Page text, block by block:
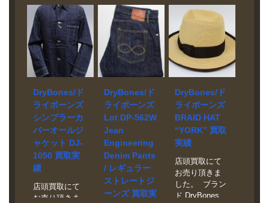
シャリ感、し
なやかな着心
地を実現して
います。
表するアーテ
ィストRockin
Jelly Bean氏
描き下ろしの
限定コラボレ
ーションモデ
ルのハワイア
ンシャツ。
1950年代のテ
ィキ柄のヴィ
ンテージハワ
イアンシャツ
をベースに、
打楽器や槍、
ティキのマス
ク等、エキゾ
チックな柄が
ィストRockin
Jelly Bean氏
描き下ろしの
限定コラボレ
ーションモデ
ルのハワイア
ンシャツ。 ガ
レージで働く
妖艶な娘をイ
ーンがプリン
トされていま
す。
し、保温性が
あり、しっか
りとした仕上
がりです。
宅配買取にて
お売り頂きま
した。 ブラン
ド DryBones /
Rockin’ Jelly
Bean モデル
RAYON
ALOHA SHIRT
/ TIKI BABY
買取相場 お問
い合わせくだ
さい。 状態 極
美品 映画ポス
ターやCDデザ
る日本を代表
RAYON SHIRT
/ 狐の嫁入り
買取相場 お問
い合わせくだ
さい。 状態 極
美品 素材はレ
で、光沢のあ
るスラブシャ
ンタン生地を
使用。柄は
「狐の嫁入
り」をモチー
フにしたオリ
ジナルデザイ
ンです。
宅配買取にて
お売り頂きま
した。 ブラン
ド DryBones
モデル Wool
Gabardine
Sports Jacket
DJ-891 買取相
場 お問い合わ
せください。
状態 美品 保温
性の高いウー
ルギャバジン
素材を使用し
たスポーツジ
ャケット。ラ
DryBones/ド
ライボーンズ
シンプラーカ
バーオールジ
ャケット DJ-
1050 買取実
績
店頭買取にて
お売り頂きま
DryBones/ド
ライボーンズ
Lot DP-562W
Jean
Engineering
Denim Pants
/ レギュラー
ストレートジ
ーンズ 買取実
DryBones/ド
ライボーンズ
BRAID HAT
“YORK” 買取
実績
店頭買取にて
お売り頂きま
した。 ブラン
ド DryBones